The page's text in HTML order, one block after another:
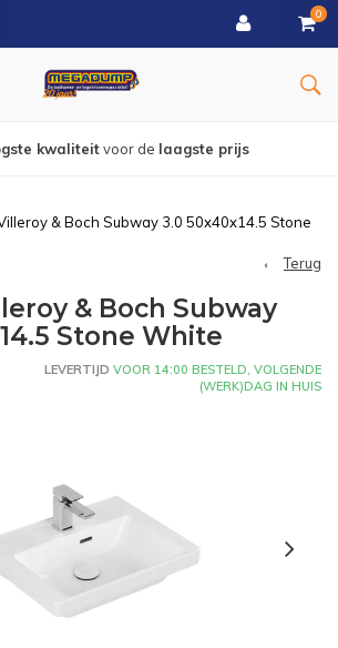
0
Gratisbezorgd vanaf € 150
& Boch Subway 3.0 50x40x14.5 Stone
Terug
& Boch Subway
Stone White
LEVERTIJD VOOR 14:00 BESTELD, VOLGENDE
(WERK)DAG IN HUIS